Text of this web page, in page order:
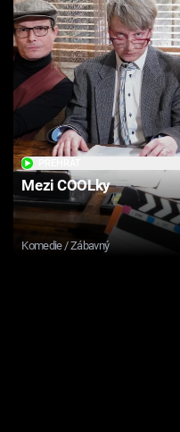
Mezi COOLky
Komedie / Zábavný